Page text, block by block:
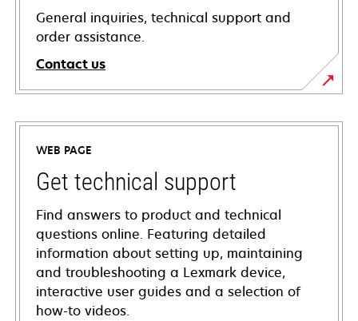
General inquiries, technical support and
order assistance.
Contact us
WEB PAGE
Get technical support
Find answers to product and technical
questions online. Featuring detailed
information about setting up, maintaining
and troubleshooting a Lexmark device,
interactive user guides and a selection of
how-to videos.